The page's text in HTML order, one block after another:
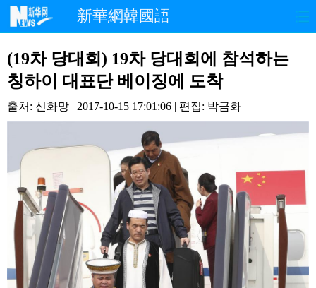
新華網韓國語
홈페이지 최신뉴스 정치
경제 사회
중한교류 핫 TV 문화
관광
생생 중국어
(19차 당대회) 19차 당대회에 참석하는
칭하이 대표단 베이징에 도착
출처: 신화망 | 2017-10-15 17:01:06 | 편집: 박금화